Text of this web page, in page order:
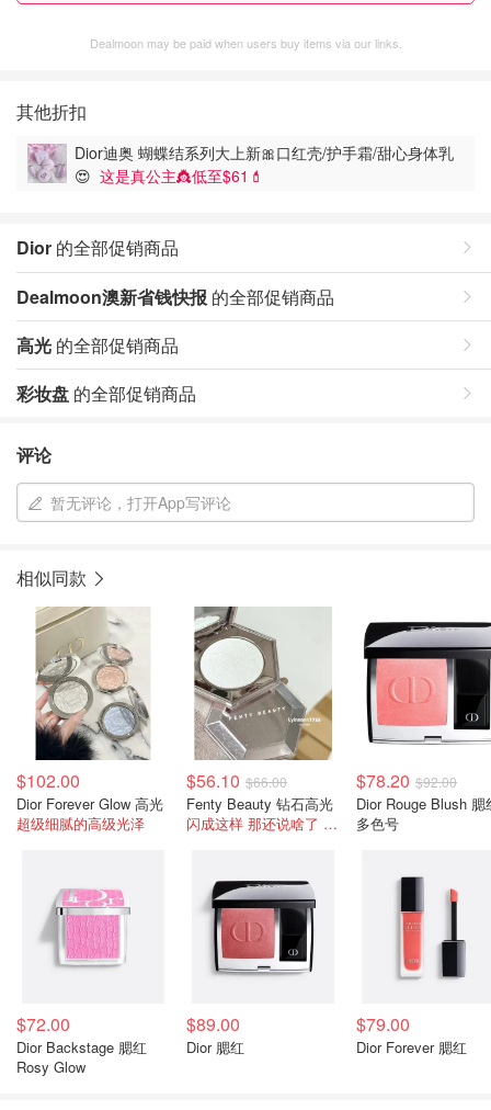
Dealmoon may be paid when users buy items via our links.
其他折扣
Dior迪奥 蝴蝶结系列大上新🎀口红壳/护手霜/甜心身体乳
😍 这是真公主👸低至$61💄
Dior 的全部促销商品
Dealmoon澳新省钱快报 的全部促销商品
高光 的全部促销商品
彩妆盘 的全部促销商品
评论
暂无评论，打开App写评论
相似同款
$102.00
Dior Forever Glow 高光
超级细腻的高级光泽
$56.10 $66.00
Fenty Beauty 钻石高光
闪成这样 那还说啥了 冲啊
$78.20 $92.00
Dior Rouge Blush 腮
多色号
$72.00
Dior Backstage 腮红
Rosy Glow
$89.00
Dior 腮红
$79.00
Dior Forever 腮红